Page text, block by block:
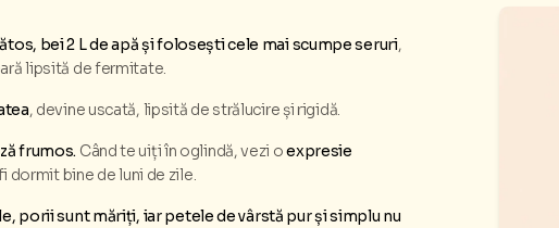
bei 2 L de apă și folosești cele mai scumpe seruri,
lipsită de fermitate.
, devine uscată, lipsită de strălucire și rigidă.
frumos. Când te uiți în oglindă, vezi oexpresie
dormit bine de luni de zile.
porii sunt măriți, iar petele de vârstă pur și simplu nu